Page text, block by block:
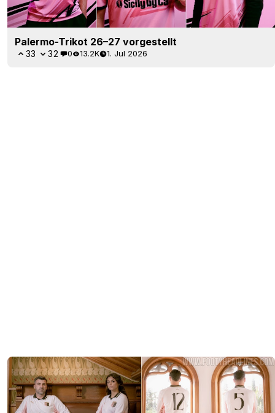
Palermo-Trikot 26–27 vorgestellt
33 32 0 13.2K 1. Jul 2026